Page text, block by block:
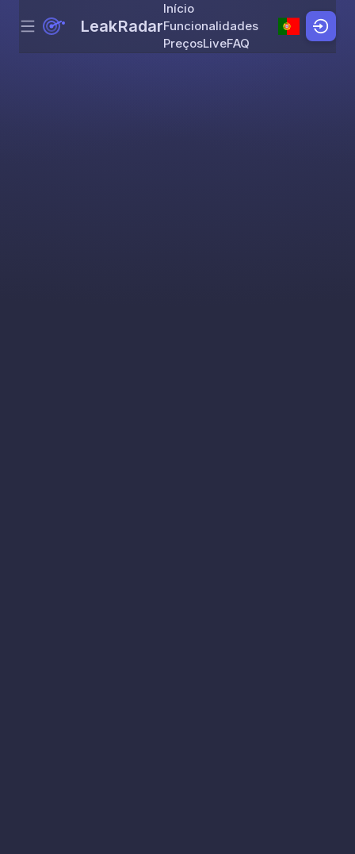
Skip to content
Menu LeakRadar
Início
Funcionalidades
PreçosLiveFAQ